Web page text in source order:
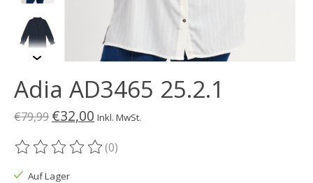
Adia AD3465 25.2.1
€79,99 €32,00 Inkl. MwSt.
Die Bewertung dieses Produkts ist
(0)
Auf Lager